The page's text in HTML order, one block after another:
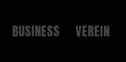
BUSINESS VEREIN